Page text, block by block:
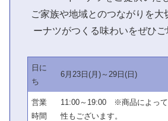
ご家族や地域とのつながりを大
ーナツがつくる味わいをぜひご
日に
ち
6月23日(月)～29日(日)
営業
時間
11:00～19:00 ※商品によって
性もございます。